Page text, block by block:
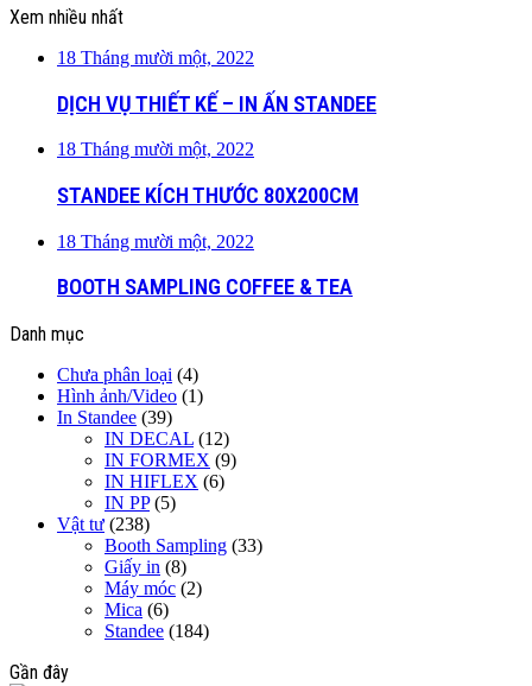
Xem nhiều nhất
18 Tháng mười một, 2022
DỊCH VỤ THIẾT KẾ – IN ẤN STANDEE
18 Tháng mười một, 2022
STANDEE KÍCH THƯỚC 80X200CM
18 Tháng mười một, 2022
BOOTH SAMPLING COFFEE & TEA
Danh mục
Chưa phân loại (4)
Hình ảnh/Video (1)
In Standee (39)
IN DECAL (12)
IN FORMEX (9)
IN HIFLEX (6)
IN PP(5)
Vật tư (238)
Booth Sampling (33)
Giấy in (8)
Máy móc (2)
Mica (6)
Standee (184)
Gần đây